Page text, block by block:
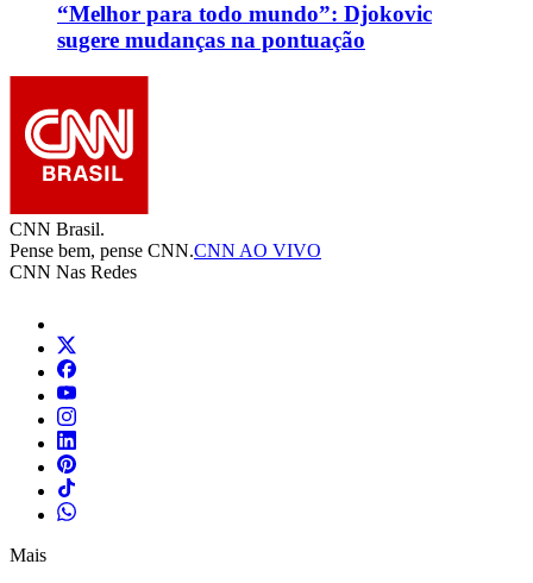
“Melhor para todo mundo”: Djokovic
sugere mudanças na pontuação
CNN Brasil.
Pense bem, pense CNN.CNN AO VIVO
CNN Nas Redes
Mais